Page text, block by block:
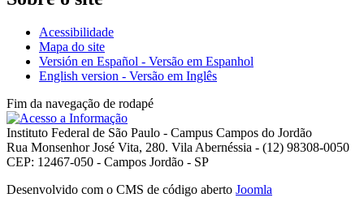
Acessibilidade
Mapa do site
Versión en Español - Versão em Espanhol
English version - Versão em Inglês
Fim da navegação de rodapé
Instituto Federal de São Paulo - Campus Campos do Jordão
Rua Monsenhor José Vita, 280. Vila Abernéssia - (12) 98308-0050
CEP: 12467-050 - Campos Jordão - SP
Desenvolvido com o CMS de código aberto Joomla